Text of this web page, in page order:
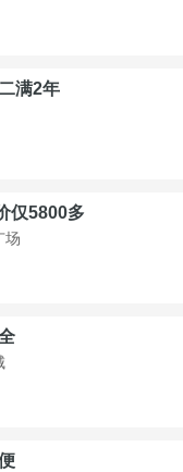
满2年
仅5800多
场